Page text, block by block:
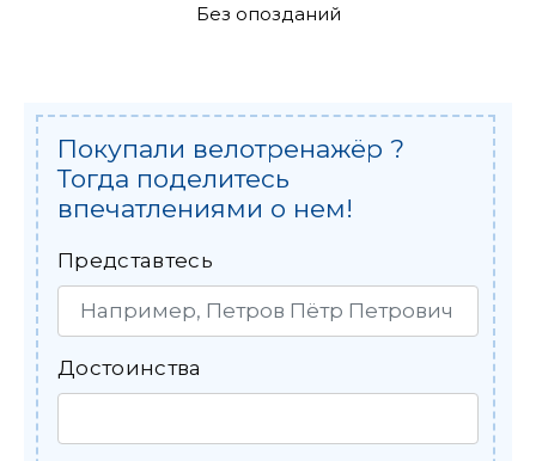
Без опозданий
Покупали велотренажёр ?
Тогда поделитесь
впечатлениями о нем!
Представтесь
Достоинства